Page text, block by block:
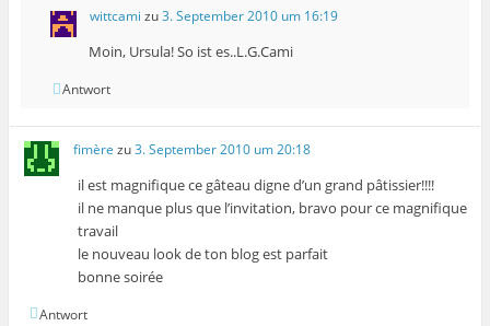
wittcami zu3. September 2010 um 16:19
Moin, Ursula! So ist es..L.G.Cami
Antwort
fimère zu3. September 2010 um 20:18
il est magnifique ce gâteau digne d’un grand pâtissier!!!!
il ne manque plus que l’invitation, bravo pour ce magnifique
travail
le nouveau look de ton blog est parfait
bonne soirée
Antwort